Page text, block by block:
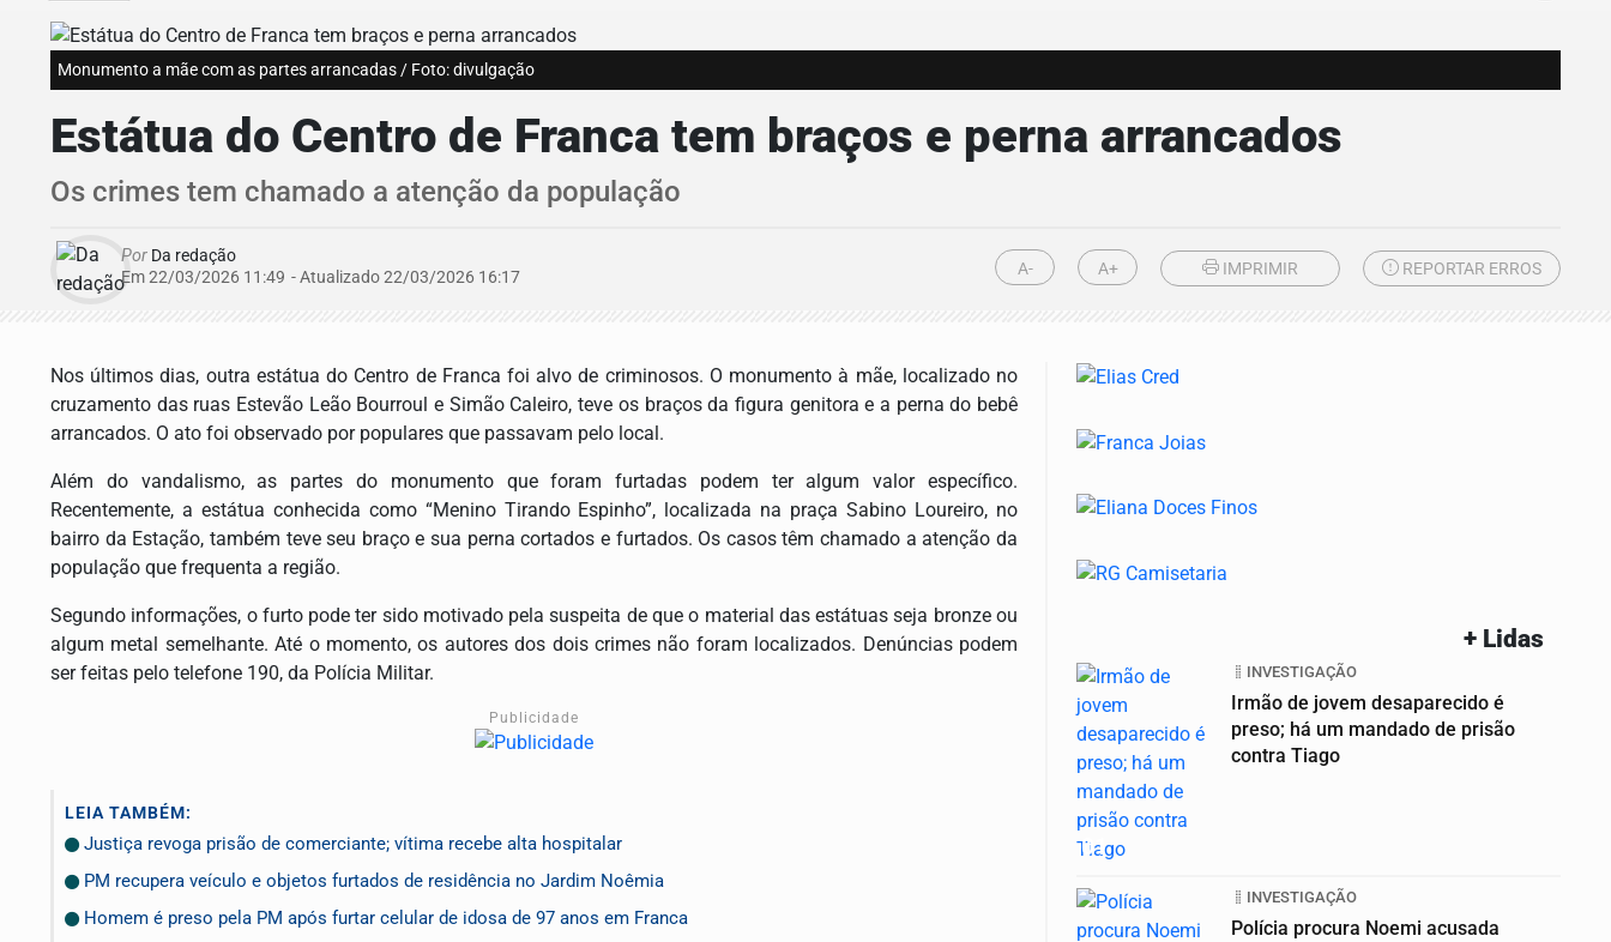
Monumento a mãe com as partes arrancadas / Foto: divulgação
Estátua do Centro de Franca tem braços e perna arrancados
Os crimes tem chamado a atenção da população
Por Da redação
Em 22/03/2026 11:49 - Atualizado22/03/2026 16:17 A- A+ IMPRIMIR REPORTAR ERROS
Nos últimos dias, outra estátua do Centro de Franca foi alvo de criminosos. O monumento à mãe, localizado no
cruzamento das ruas Estevão Leão Bourroul e Simão Caleiro, teve os braços da figura genitora e a perna do bebê
arrancados. O ato foi observado por populares que passavam pelo local.
Além do vandalismo, as partes do monumento que foram furtadas podem ter algum valor específico.
Recentemente, a estátua conhecida como “Menino Tirando Espinho”, localizada na praça Sabino Loureiro, no
bairro da Estação, também teve seu braço e sua perna cortados e furtados. Os casos têm chamado a atenção da
população que frequenta a região.
Segundo informações, o furto pode ter sido motivado pela suspeita de que o material das estátuas seja bronze ou
algum metal semelhante. Até o momento, os autores dos dois crimes não foram localizados. Denúncias podem
ser feitas pelo telefone 190, da Polícia Militar.
Publicidade
LEIA TAMBÉM:
Justiça revoga prisão de comerciante; vítima recebe alta hospitalar
PM recupera veículo e objetos furtados de residência no Jardim Noêmia
Homem é preso pela PM após furtar celular de idosa de 97 anos em Franca
+ Lidas
01
INVESTIGAÇÃO
Irmão de jovem desaparecido é
preso; há um mandado de prisão
contra Tiago
INVESTIGAÇÃO
Polícia procura Noemi acusada